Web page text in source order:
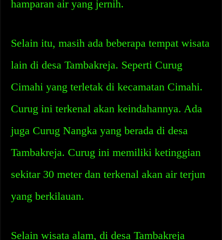
hamparan air yang jernih.
Selain itu, masih ada beberapa tempat wisata
lain di desa Tambakreja. Seperti Curug
Cimahi yang terletak di kecamatan Cimahi.
Curug ini terkenal akan keindahannya. Ada
juga Curug Nangka yang berada di desa
Tambakreja. Curug ini memiliki ketinggian
sekitar 30 meter dan terkenal akan air terjun
yang berkilauan.
Selain wisata alam, di desa Tambakreja